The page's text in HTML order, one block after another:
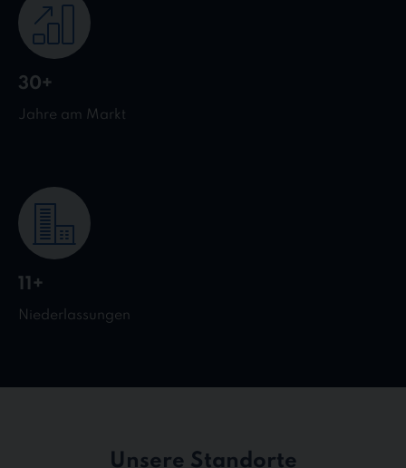
30+
Jahre am Markt
11+
Niederlassungen
Unsere Standorte